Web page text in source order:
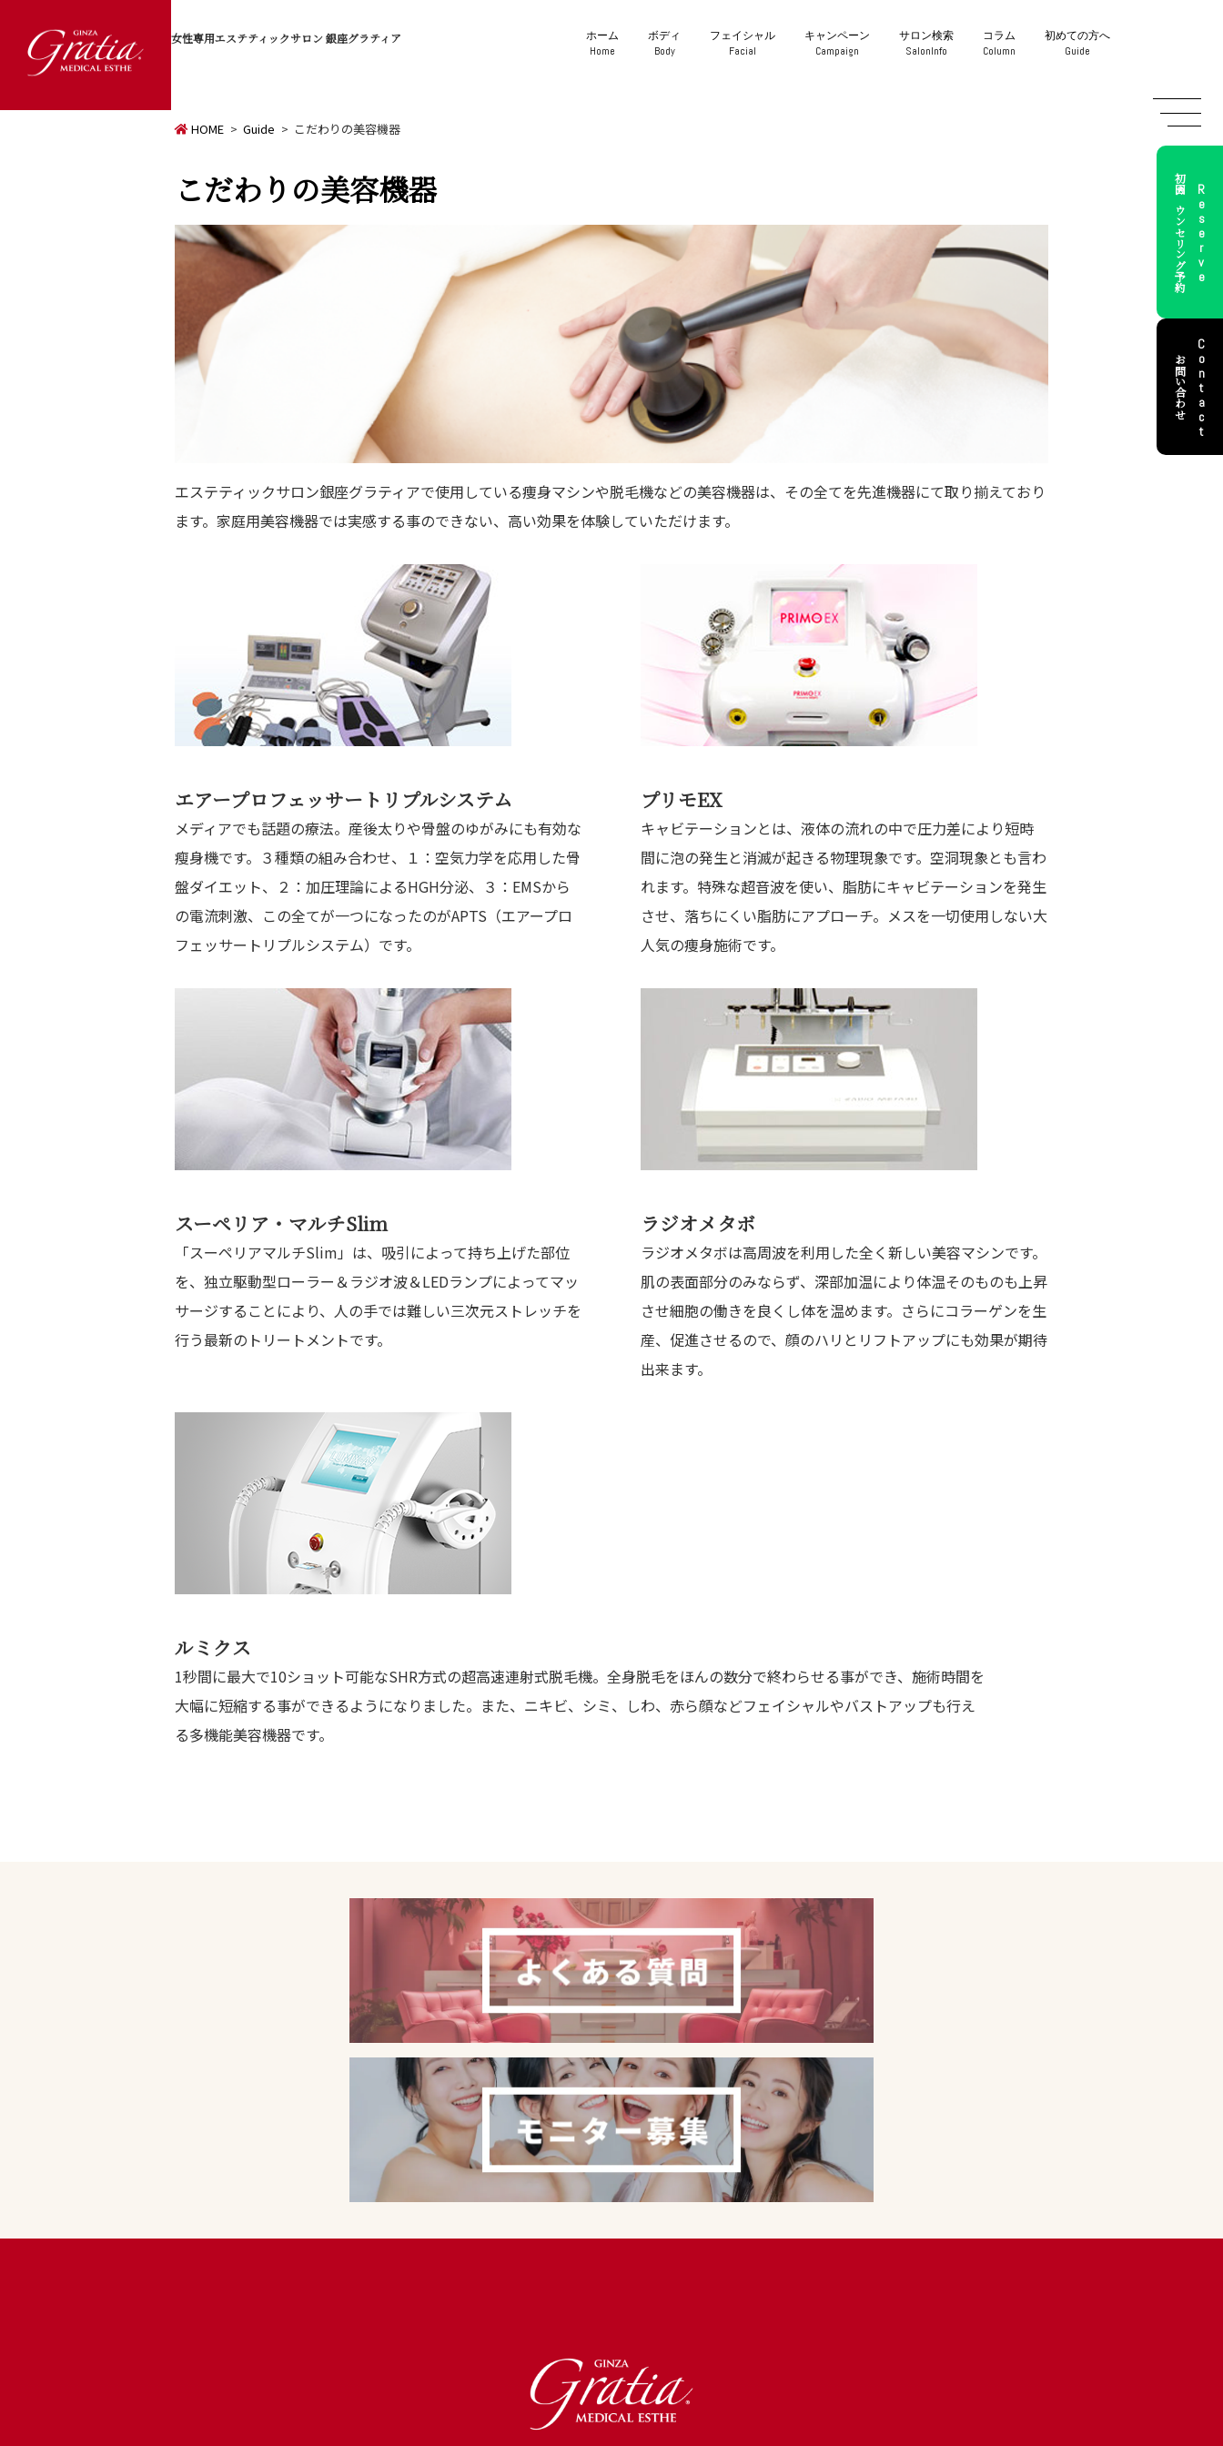
女性専用エステティックサロン銀座グラティア
ホーム
Home
ボディ
Body
フェイシャル
Facial
キャンペーン
Campaign
サロン検索
SalonInfo
コラム
Column
初めての方へ
Guide
Body 痩身・バストアップ・ボディメイクメニュー
Facial フェイシャルメニュー
Campaign
Column コラム
Salon サロン一覧
Q&A よくある質問
Voice
Reserve
初回カウンセリング予約
Contact
お問い合わせ
HOME Guide こだわりの美容機器
こだわりの美容機器
エステティックサロン銀座グラティアで使用している痩身マシンや脱毛機などの美容機器は、その全てを先進機器にて取り揃えており
ます。家庭用美容機器では実感する事のできない、高い効果を体験していただけます。
エアープロフェッサートリプルシステム
メディアでも話題の療法。産後太りや骨盤のゆがみにも有効な
瘦身機です。３種類の組み合わせ、１：空気力学を応用した骨
盤ダイエット、２：加圧理論によるHGH分泌、３：EMSから
の電流刺激、この全てが一つになったのがAPTS（エアープロ
フェッサートリプルシステム）です。
プリモEX
キャビテーションとは、液体の流れの中で圧力差により短時
間に泡の発生と消滅が起きる物理現象です。空洞現象とも言わ
れます。特殊な超音波を使い、脂肪にキャビテーションを発生
させ、落ちにくい脂肪にアプローチ。メスを一切使用しない大
人気の痩身施術です。
スーペリア・マルチSlim
「スーペリアマルチSlim」は、吸引によって持ち上げた部位
を、独立駆動型ローラー＆ラジオ波＆LEDランプによってマッ
サージすることにより、人の手では難しい三次元ストレッチを
行う最新のトリートメントです。
ラジオメタボ
ラジオメタボは高周波を利用した全く新しい美容マシンです。
肌の表面部分のみならず、深部加温により体温そのものも上昇
させ細胞の働きを良くし体を温めます。さらにコラーゲンを生
産、促進させるので、顔のハリとリフトアップにも効果が期待
出来ます。
ルミクス
1秒間に最大で10ショット可能なSHR方式の超高速連射式脱毛機。全身脱毛をほんの数分で終わらせる事ができ、施術時間を
大幅に短縮する事ができるようになりました。また、ニキビ、シミ、しわ、赤ら顔などフェイシャルやバストアップも行え
る多機能美容機器です。